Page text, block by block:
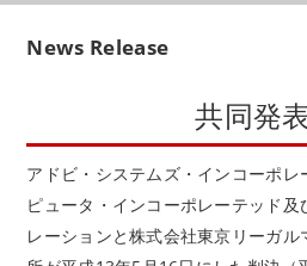
News Release
共同発
アドビ・システムズ・インコーポ
ピュータ・インコーポレーテッド
レーションと株式会社東京リーガ